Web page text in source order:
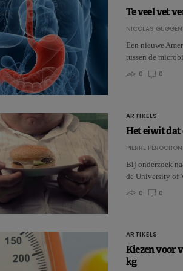
Te veel vet
NICOLAS
Een nieuwe
tussen de
0
0
ARTIKELS
Het eiwit dat
PIERRE PÉROCHON
Bij onderzoek
de University of
0
0
ARTIKELS
Kiezen voor
kg